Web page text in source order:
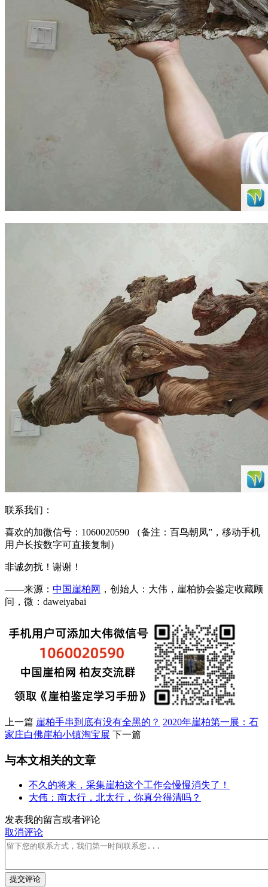
联系我们：
喜欢的加微信号：1060020590 （备注：百鸟朝凤”，移动手机
用户长按数字可直接复制）
非诚勿扰！谢谢！
——来源： 中国崖柏网 ，创始人：大伟，崖柏协会鉴定收藏顾
问，微：daweiyabai
上一篇 崖柏手串到底有没有全黑的？ 2020年崖柏第一展：石
家庄白佛崖柏小镇淘宝展 下一篇
与本文相关的文章
不久的将来，采集崖柏这个工作会慢慢消失了！
大伟：南太行，北太行，你真分得清吗？
发表我的留言或者评论
取消评论
提交评论